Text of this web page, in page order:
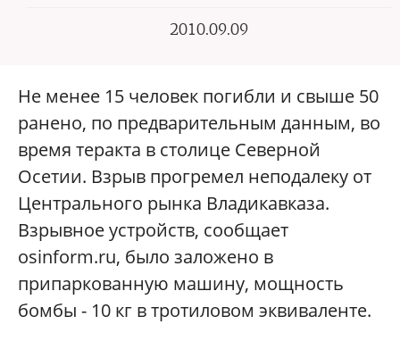
2010.09.09
Не менее 15 человек погибли и свыше 50
ранено, по предварительным данным, во
время теракта в столице Северной
Осетии. Взрыв прогремел неподалеку от
Центрального рынка Владикавказа.
Взрывное устройств, сообщает
osinform.ru, было заложено в
припаркованную машину, мощность
бомбы - 10 кг в тротиловом эквиваленте.